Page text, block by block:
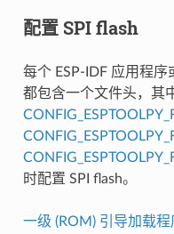
配置 SPI flash
每个 ESP-IDF 应用程
都包含一个文件头，其
时配置 SPI flash。
一级 (ROM) 引导加载程